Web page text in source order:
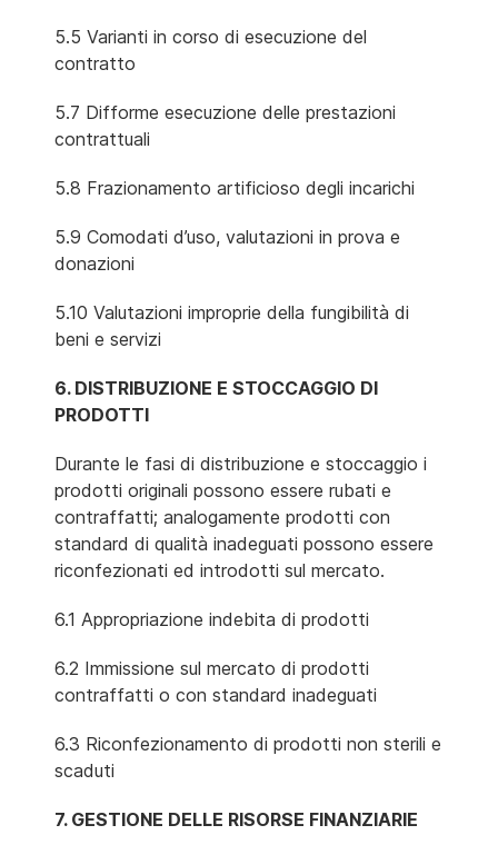
5.5 Varianti in corso di esecuzione del
contratto
5.7 Difforme esecuzione delle prestazioni
contrattuali
5.8 Frazionamento artificioso degli incarichi
5.9 Comodati d’uso, valutazioni in prova e
donazioni
5.10 Valutazioni improprie della fungibilità di
beni e servizi
6. DISTRIBUZIONE E STOCCAGGIO DI
PRODOTTI
Durante le fasi di distribuzione e stoccaggio i
prodotti originali possono essere rubati e
contraffatti; analogamente prodotti con
standard di qualità inadeguati possono essere
riconfezionati ed introdotti sul mercato.
6.1 Appropriazione indebita di prodotti
6.2 Immissione sul mercato di prodotti
contraffatti o con standard inadeguati
6.3 Riconfezionamento di prodotti non sterili e
scaduti
7. GESTIONE DELLE RISORSE FINANZIARIE